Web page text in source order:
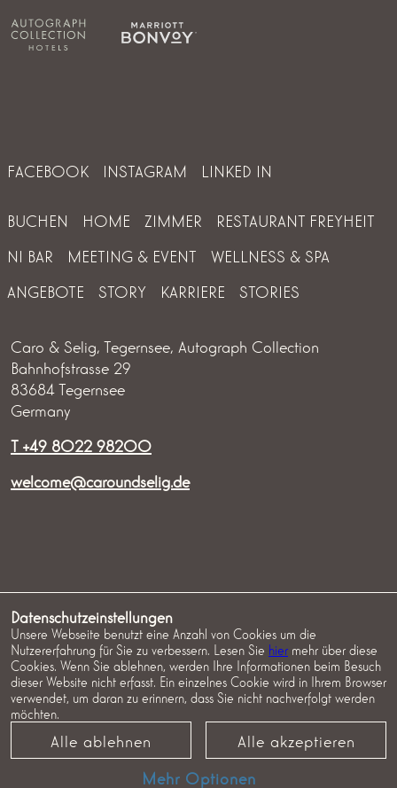
FACEBOOK INSTAGRAM LINKED IN
BUCHEN HOME ZIMMER
RESTAURANT FREYHEIT
NI BAR
MEETING & EVENT
WELLNESS & SPA
ANGEBOTE
STORY KARRIERE STORIES
Caro & Selig, Tegernsee, Autograph Collection
Bahnhofstrasse 29
83684 Tegernsee
Germany
T +49 8022 98200
welcome@caroundselig.de
IMPRESSUM DATENSCHUTZ
AGB EVENTS
COOKIES
Datenschutzeinstellungen
Unsere Webseite benutzt eine Anzahl von Cookies um die
Nutzererfahrung für Sie zu verbessern. Lesen Sie hier mehr über diese
Cookies. Wenn Sie ablehnen, werden Ihre Informationen beim Besuch
dieser Website nicht erfasst. Ein einzelnes Cookie wird in Ihrem Browser
verwendet, um daran zu erinnern, dass Sie nicht nachverfolgt werden
möchten.
Alle ablehnen
Alle akzeptieren
Mehr Optionen